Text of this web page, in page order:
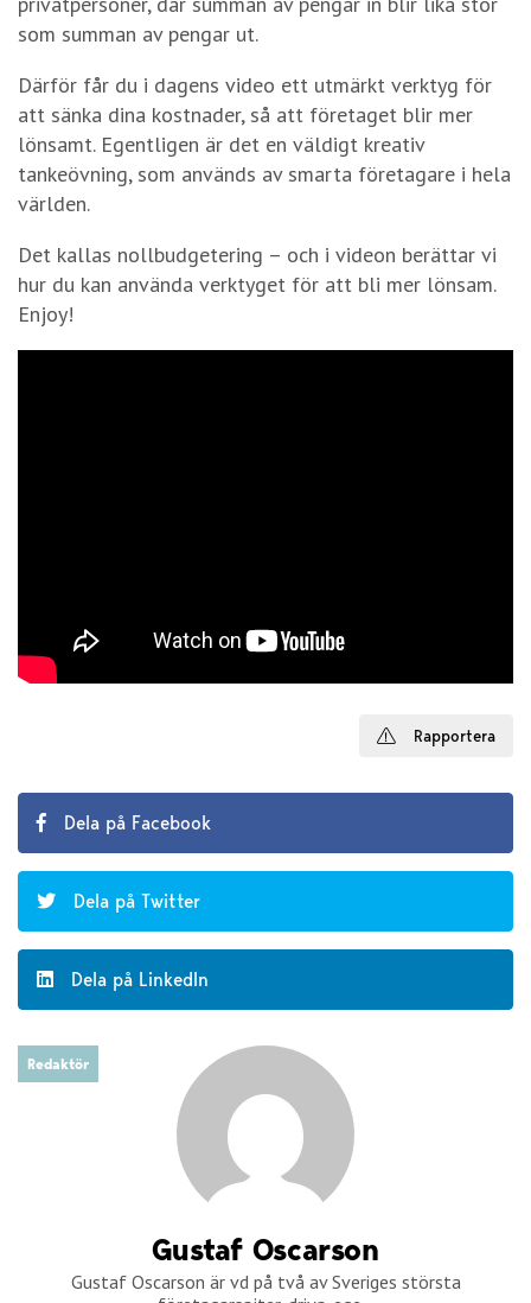
Dela på Facebook
Dela på Twitter
Dela på LinkedIn
Redaktör
Gustaf Oscarson
Gustaf Oscarson är vd på två av Sveriges största
som summan av pengar ut.
Därför får du i dagens video ett utmärkt verktyg för
att sänka dina kostnader, så att företaget blir mer
lönsamt. Egentligen är det en väldigt kreativ
tankeövning, som används av smarta företagare i hela
världen.
Det kallas nollbudgetering – och i videon berättar vi
hur du kan använda verktyget för att bli mer lönsam.
Enjoy!
Rapportera